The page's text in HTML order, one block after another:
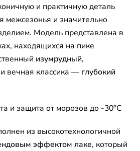
и практичную деталь
межсезонья и значительно
Модель представлена в
находящихся на пике
изумрудный,
и вечная классика — глубокий
и защита от морозов до -30°C
из высокотехнологичной
эффектом лаке, который